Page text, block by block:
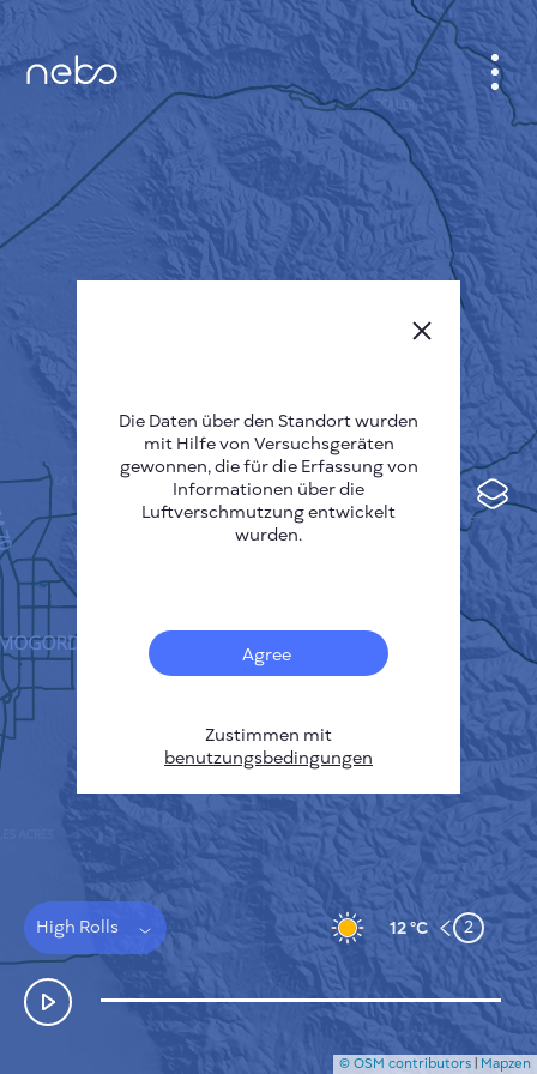
Sensoren
Heatmap zur Verschmutzung
Temperatur Hot-Spots
Wind
High Rolls 12 °C 2
ANMELDEN
STADTPLAN
SENSOR NEBO
Česky
Deutsch
Español
FUNKTIONSWEISE
DATENSCHUTZBESTIMMUNGEN
BEDINGUNGEN UND KONDITIONEN
INSTALLATIONSANLEITUNG
API
FAQ
KONTAKT
© OSM contributors | Mapzen
Die Daten über den Standort wurden
mit Hilfe von Versuchsgeräten
gewonnen, die für die Erfassung von
Informationen über die
Luftverschmutzung entwickelt
wurden.
Agree
Zustimmen mit
benutzungsbedingungen